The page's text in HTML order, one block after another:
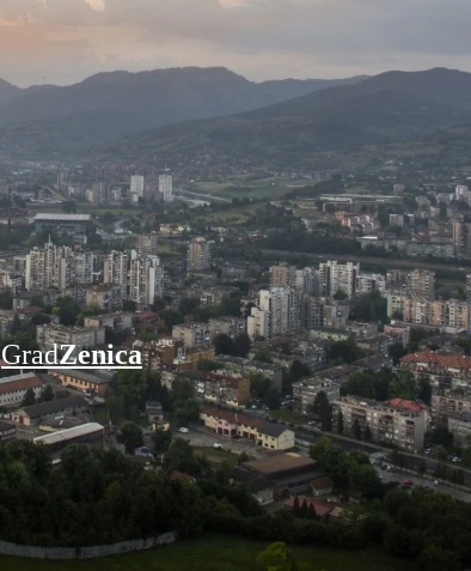
GradZenica